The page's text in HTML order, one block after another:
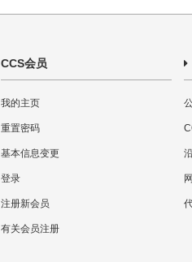
CCS会员
我的主页
重置密码
基本信息变更
登录
注册新会员
有关会员注册